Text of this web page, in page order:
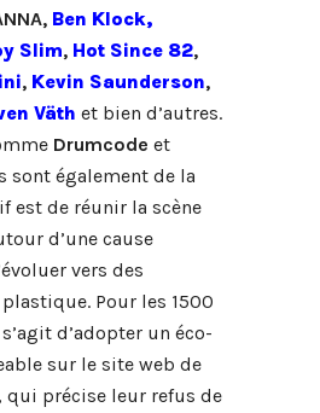
Ben Klock,
Slim, Hot Since 82,
, Kevin Saunderson,
Väth et bien d’autres.
Drumcode et
sont également de la
est de réunir la scène
d’une cause
vers des
Pour les 1500
d’adopter un éco-
sur le site web de
qui précise leur refus de